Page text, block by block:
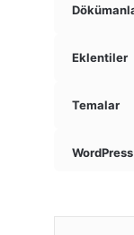
Eklentiler
Temalar
WordPress